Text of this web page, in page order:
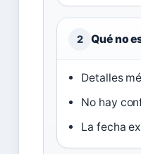
2 Qué no
Detalles
No hay
La fecha